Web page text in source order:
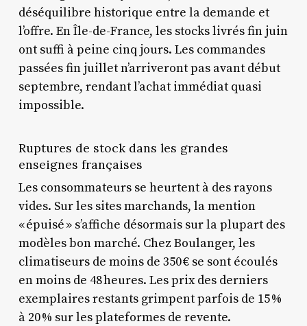
déséquilibre historique entre la demande et
l’offre. En Île-de-France, les stocks livrés fin juin
ont suffi à peine cinq jours. Les commandes
passées fin juillet n’arriveront pas avant début
septembre, rendant l’achat immédiat quasi
impossible.
Ruptures de stock dans les grandes
enseignes françaises
Les consommateurs se heurtent à des rayons
vides. Sur les sites marchands, la mention
« épuisé » s’affiche désormais sur la plupart des
modèles bon marché. Chez Boulanger, les
climatiseurs de moins de 350 € se sont écoulés
en moins de 48 heures. Les prix des derniers
exemplaires restants grimpent parfois de 15 %
à 20 % sur les plateformes de revente.